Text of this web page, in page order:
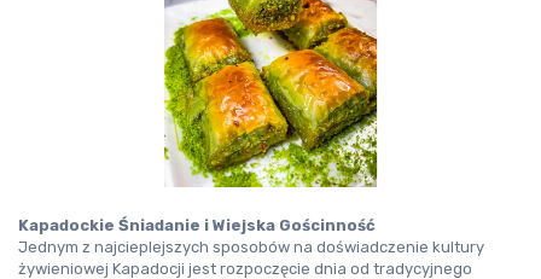
Kapadockie Śniadanie i Wiejska Gościnność
Jednym z najcieplejszych sposobów na doświadczenie kultury
żywieniowej Kapadocji jest rozpoczęcie dnia od tradycyjnego